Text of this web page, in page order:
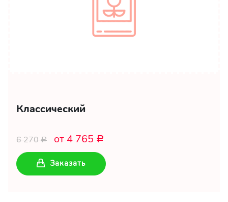
Классический
6 270Р от 4 765 Р
Заказать